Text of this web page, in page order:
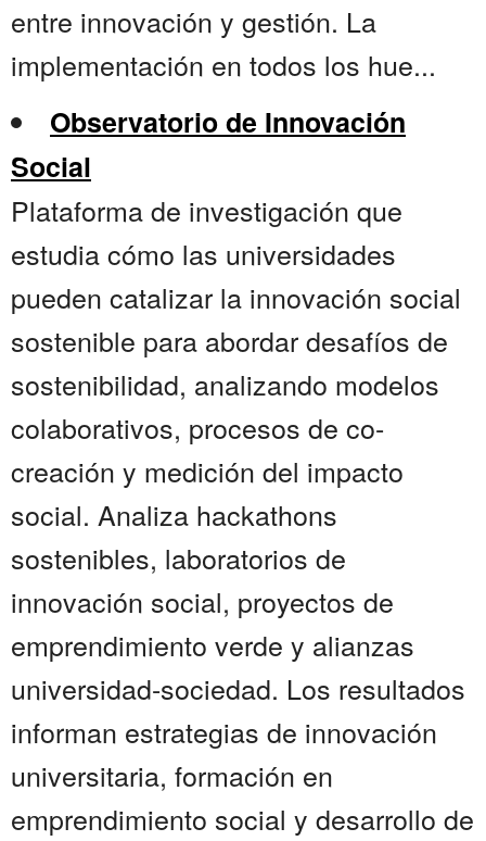
entre innovación y gestión. La
implementación en todos los hue...
Observatorio de Innovación
Social
Plataforma de investigación que
estudia cómo las universidades
pueden catalizar la innovación social
sostenible para abordar desafíos de
sostenibilidad, analizando modelos
colaborativos, procesos de co-
creación y medición del impacto
social. Analiza hackathons
sostenibles, laboratorios de
innovación social, proyectos de
emprendimiento verde y alianzas
universidad-sociedad. Los resultados
informan estrategias de innovación
universitaria, formación en
emprendimiento social y desarrollo de